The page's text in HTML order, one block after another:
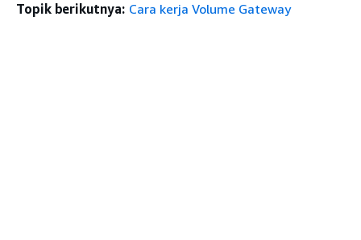
Topik berikutnya: Cara kerja Volume Gateway